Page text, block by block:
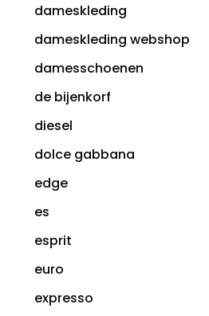
dameskleding
dameskleding webshop
damesschoenen
de bijenkorf
diesel
dolce gabbana
edge
es
esprit
euro
expresso